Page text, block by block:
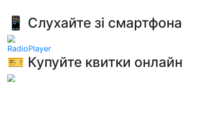
📱 Слухайте зі смартфона
RadioPlayer
🎫 Купуйте квитки онлайн